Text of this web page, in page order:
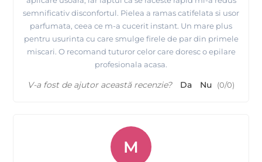
Prezentare produse profesionale pentru epilare
semnificativ disconfortul. Pielea a ramas catifelata si usor
parfumata, ceea ce m-a cucerit instant. Un mare plus
pentru usurinta cu care smulge firele de par din primele
miscari. O recomand tuturor celor care doresc o epilare
profesionala acasa.
V-a fost de ajutor această recenzie? Da Nu (0/0)
M